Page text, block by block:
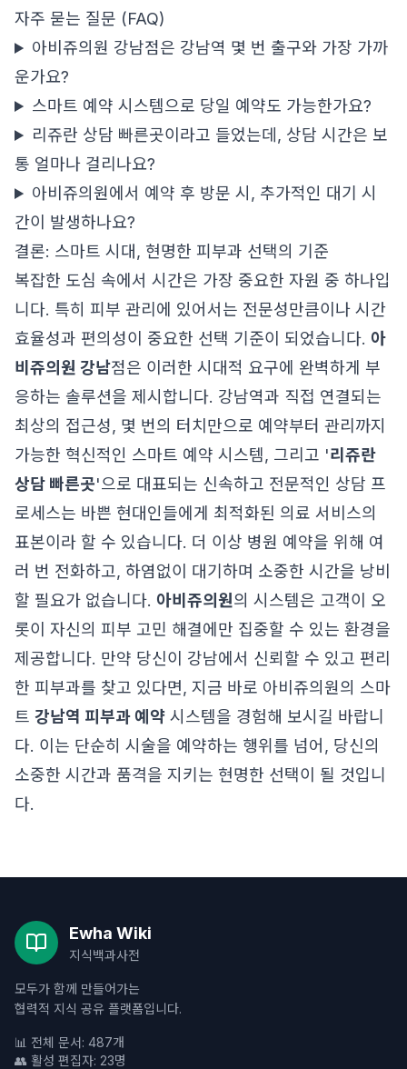
자주 묻는 질문 (FAQ)
아비쥬의원 강남점은 강남역 몇 번 출구와 가장 가까
운가요?
스마트 예약 시스템으로 당일 예약도 가능한가요?
리쥬란 상담 빠른곳이라고 들었는데, 상담 시간은 보
통 얼마나 걸리나요?
아비쥬의원에서 예약 후 방문 시, 추가적인 대기 시
간이 발생하나요?
결론: 스마트 시대, 현명한 피부과 선택의 기준
복잡한 도심 속에서 시간은 가장 중요한 자원 중 하나입
니다. 특히 피부 관리에 있어서는 전문성만큼이나 시간
효율성과 편의성이 중요한 선택 기준이 되었습니다. 아
비쥬의원 강남점은 이러한 시대적 요구에 완벽하게 부
응하는 솔루션을 제시합니다. 강남역과 직접 연결되는
최상의 접근성, 몇 번의 터치만으로 예약부터 관리까지
가능한 혁신적인 스마트 예약 시스템, 그리고 '리쥬란
상담 빠른곳'으로 대표되는 신속하고 전문적인 상담 프
로세스는 바쁜 현대인들에게 최적화된 의료 서비스의
표본이라 할 수 있습니다. 더 이상 병원 예약을 위해 여
러 번 전화하고, 하염없이 대기하며 소중한 시간을 낭비
할 필요가 없습니다. 아비쥬의원의 시스템은 고객이 오
롯이 자신의 피부 고민 해결에만 집중할 수 있는 환경을
제공합니다. 만약 당신이 강남에서 신뢰할 수 있고 편리
한 피부과를 찾고 있다면, 지금 바로 아비쥬의원의 스마
트 강남역 피부과 예약 시스템을 경험해 보시길 바랍니
다. 이는 단순히 시술을 예약하는 행위를 넘어, 당신의
소중한 시간과 품격을 지키는 현명한 선택이 될 것입니
다.
Ewha Wiki
지식백과사전
모두가 함께 만들어가는
협력적 지식 공유 플랫폼입니다.
📊 전체 문서: 487개
👥 활성 편집자: 23명